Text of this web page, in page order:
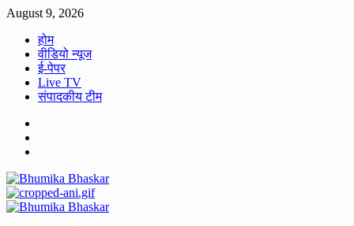
Skip
content
August 9, 2026
होम
वीडियो न्यूज
ई-पेपर
Live TV
संपादकीय टीम
Primary